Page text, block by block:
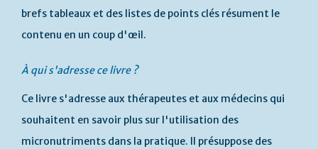
brefs tableaux et des listes de points clés résument le
contenu en un coup d'œil.
À qui s'adresse ce livre ?
Ce livre s'adresse aux thérapeutes et aux médecins qui
souhaitent en savoir plus sur l'utilisation des
micronutriments dans la pratique. Il présuppose des